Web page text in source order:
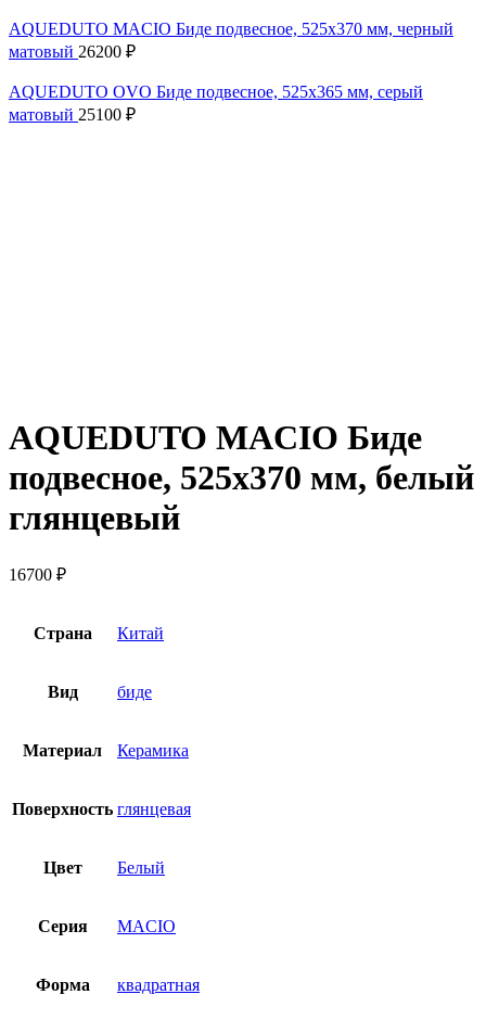
AQUEDUTO MACIO Биде подвесное, 525х370 мм, черный
матовый 26200 ₽
AQUEDUTO OVO Биде подвесное, 525х365 мм, серый
матовый 25100 ₽
AQUEDUTO MACIO Биде
подвесное, 525х370 мм, белый
глянцевый
16700 ₽
Страна Китай
Вид биде
Материал Керамика
Поверхность глянцевая
Цвет Белый
Серия MACIO
Форма квадратная